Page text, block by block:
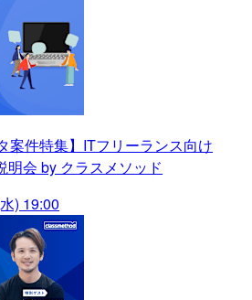
案件特集】ITフリーランス向け
明会 by クラスメソッド
) 19:00